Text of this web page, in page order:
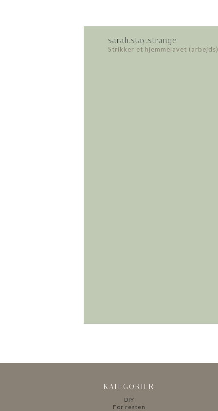
sarah.stay.strange
Strikker et hjemmelavet
KATEGORIER
DIY
For resten